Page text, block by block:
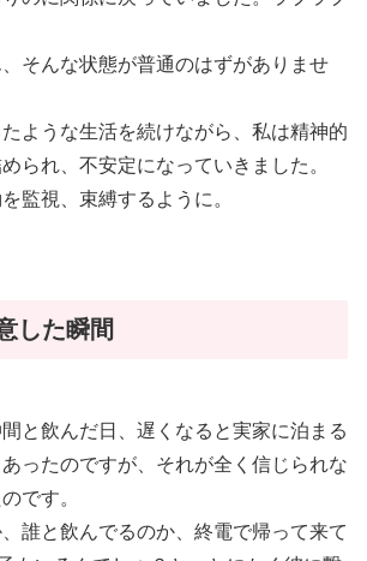
そんな状態が普通のはずがありませ
ような生活を続けながら、私は精神的
られ、不安定になっていきました。
監視、束縛するように。
した瞬間
と飲んだ日、遅くなると実家に泊まる
ったのですが、それが全く信じられな
です。
誰と飲んでるのか、終電で帰って来て